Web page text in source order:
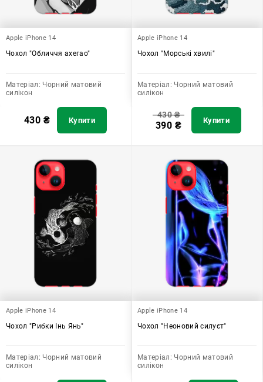
Apple iPhone 14
Чохол "Обличчя ахегао"
Матеріал: Чорний матовий
силікон
430 ₴ Купити
Apple iPhone 14
Чохол "Морські хвилі"
Матеріал: Чорний матовий
силікон
430₴
390 ₴ Купити
Apple iPhone 14
Чохол "Рибки Інь Янь"
Матеріал: Чорний матовий
силікон
Apple iPhone 14
Чохол "Неоновий силуєт"
Матеріал: Чорний матовий
силікон